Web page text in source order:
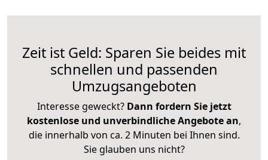
Zeit ist Geld: Sparen Sie beides mit
schnellen und passenden
Umzugsangeboten
Interesse geweckt? Dann fordern Sie jetzt
kostenlose und unverbindliche Angebote an,
die innerhalb von ca. 2 Minuten bei Ihnen sind.
Sie glauben uns nicht?